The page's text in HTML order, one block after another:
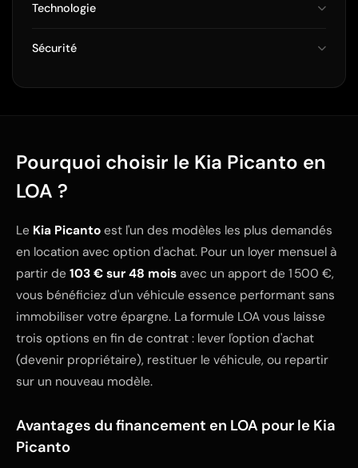
Technologie
Sécurité
Pourquoi choisir le Kia Picanto en
LOA ?
Le Kia Picanto est l'un des modèles les plus demandés
en location avec option d'achat. Pour un loyer mensuel à
partir de 103 € sur 48 mois avec un apport de 1 500 €,
vous bénéficiez d'un véhicule essence performant sans
immobiliser votre épargne. La formule LOA vous laisse
trois options en fin de contrat : lever l'option d'achat
(devenir propriétaire), restituer le véhicule, ou repartir
sur un nouveau modèle.
Avantages du financement en LOA pour le Kia
Picanto